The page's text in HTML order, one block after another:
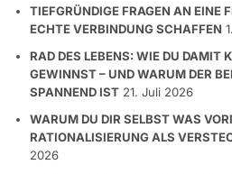
TIEFGRÜNDIGE FRAGEN AN EINE
ECHTE VERBINDUNG SCHAFFEN
RAD DES LEBENS: WIE DU DAMIT
GEWINNST – UND WARUM DER
SPANNEND IST 21. Juli 2026
WARUM DU DIR SELBST WAS
RATIONALISIERUNG ALS
2026